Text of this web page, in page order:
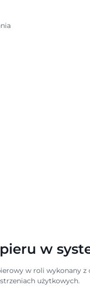
w
w roli wykonany
użytkowych.